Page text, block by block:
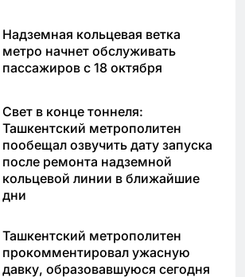
Надземная кольцевая ветка
метро начнет обслуживать
пассажиров с 18 октября
Свет в конце тоннеля:
Ташкентский метрополитен
пообещал озвучить дату запуска
после ремонта надземной
кольцевой линии в ближайшие
дни
Ташкентский метрополитен
прокомментировал ужасную
давку, образовавшуюся сегодня